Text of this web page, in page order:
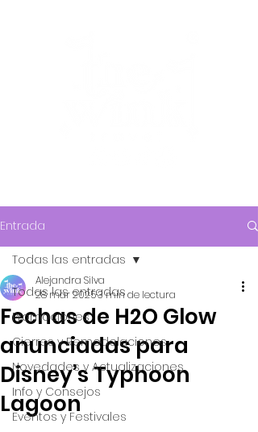
Entrada
Todas las entradas
Promociones
Cierres y Remodelaciones
Novedades y Actualizaciones
Info y Consejos
Eventos y Festivales
Todas las entradas
Fechas de H2O Glow
anunciadas para
Disney’s Typhoon
Lagoon
Alejandra Silva
28 mar 20253 min de lectura